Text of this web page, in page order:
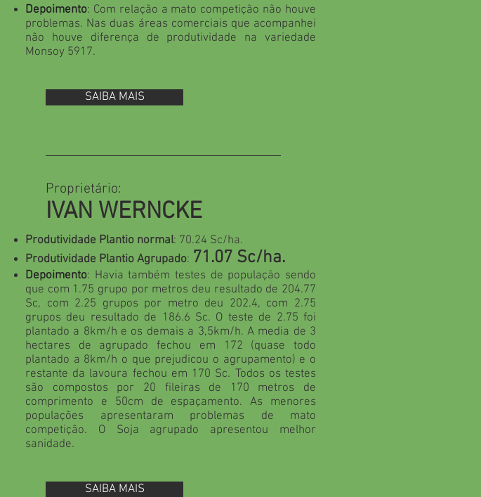
Depoimento: Com relação a mato competição não houve
problemas. Nas duas áreas comerciais que acompanhei
não houve diferença de produtividade na variedade
Monsoy 5917.
SAIBA MAIS
Proprietário:
IVAN WERNCKE
Produtividade Plantio normal: 70.24 Sc/ha.
Produtividade Plantio Agrupado: 71.07 Sc/ha.
Depoimento: Havia também testes de população sendo
que com 1.75 grupo por metros deu resultado de 204.77
Sc, com 2.25 grupos por metro deu 202.4, com 2.75
grupos deu resultado de 186.6 Sc. O teste de 2.75 foi
plantado a 8km/h e os demais a 3,5km/h. A media de 3
hectares de agrupado fechou em 172 (quase todo
plantado a 8km/h o que prejudicou o agrupamento) e o
restante da lavoura fechou em 170 Sc. Todos os testes
são compostos por 20 fileiras de 170 metros de
comprimento e 50cm de espaçamento. As menores
populações apresentaram problemas de mato
competição. O Soja agrupado apresentou melhor
sanidade.
SAIBA MAIS